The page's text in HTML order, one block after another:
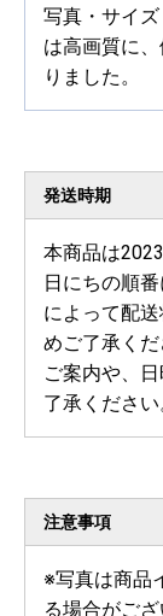
写真・サイ
は高画質に
りました。
発送時期
本商品は
日にちの順
によって配
めご了承く
ご案内や、
了承ください
注意事項
※写真は商品
る場合がご